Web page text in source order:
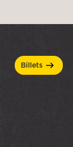
billets